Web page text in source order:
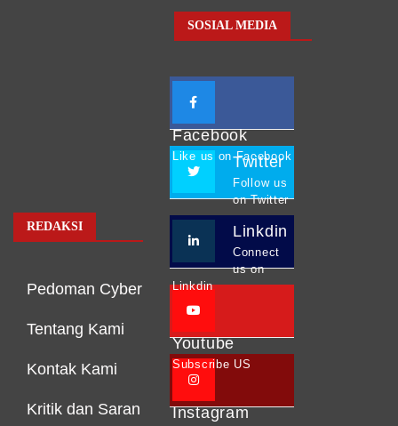
REDAKSI
Pedoman Cyber
Tentang Kami
Kontak Kami
Kritik dan Saran
SOSIAL MEDIA
Facebook
Like us on Facebook
Twitter
Follow us
on Twitter
Linkdin
Connect
us on
Linkdin
Youtube
Subscribe US
Instagram